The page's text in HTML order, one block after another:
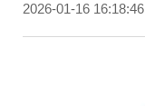
2026-01-16 16:18:46